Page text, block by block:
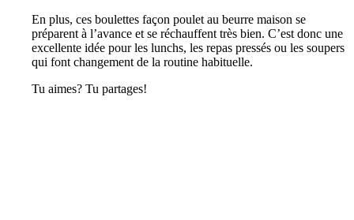
En plus, ces boulettes façon poulet au beurre maison se
préparent à l’avance et se réchauffent très bien. C’est donc une
excellente idée pour les lunchs, les repas pressés ou les soupers
qui font changement de la routine habituelle.
Tu aimes? Tu partages!